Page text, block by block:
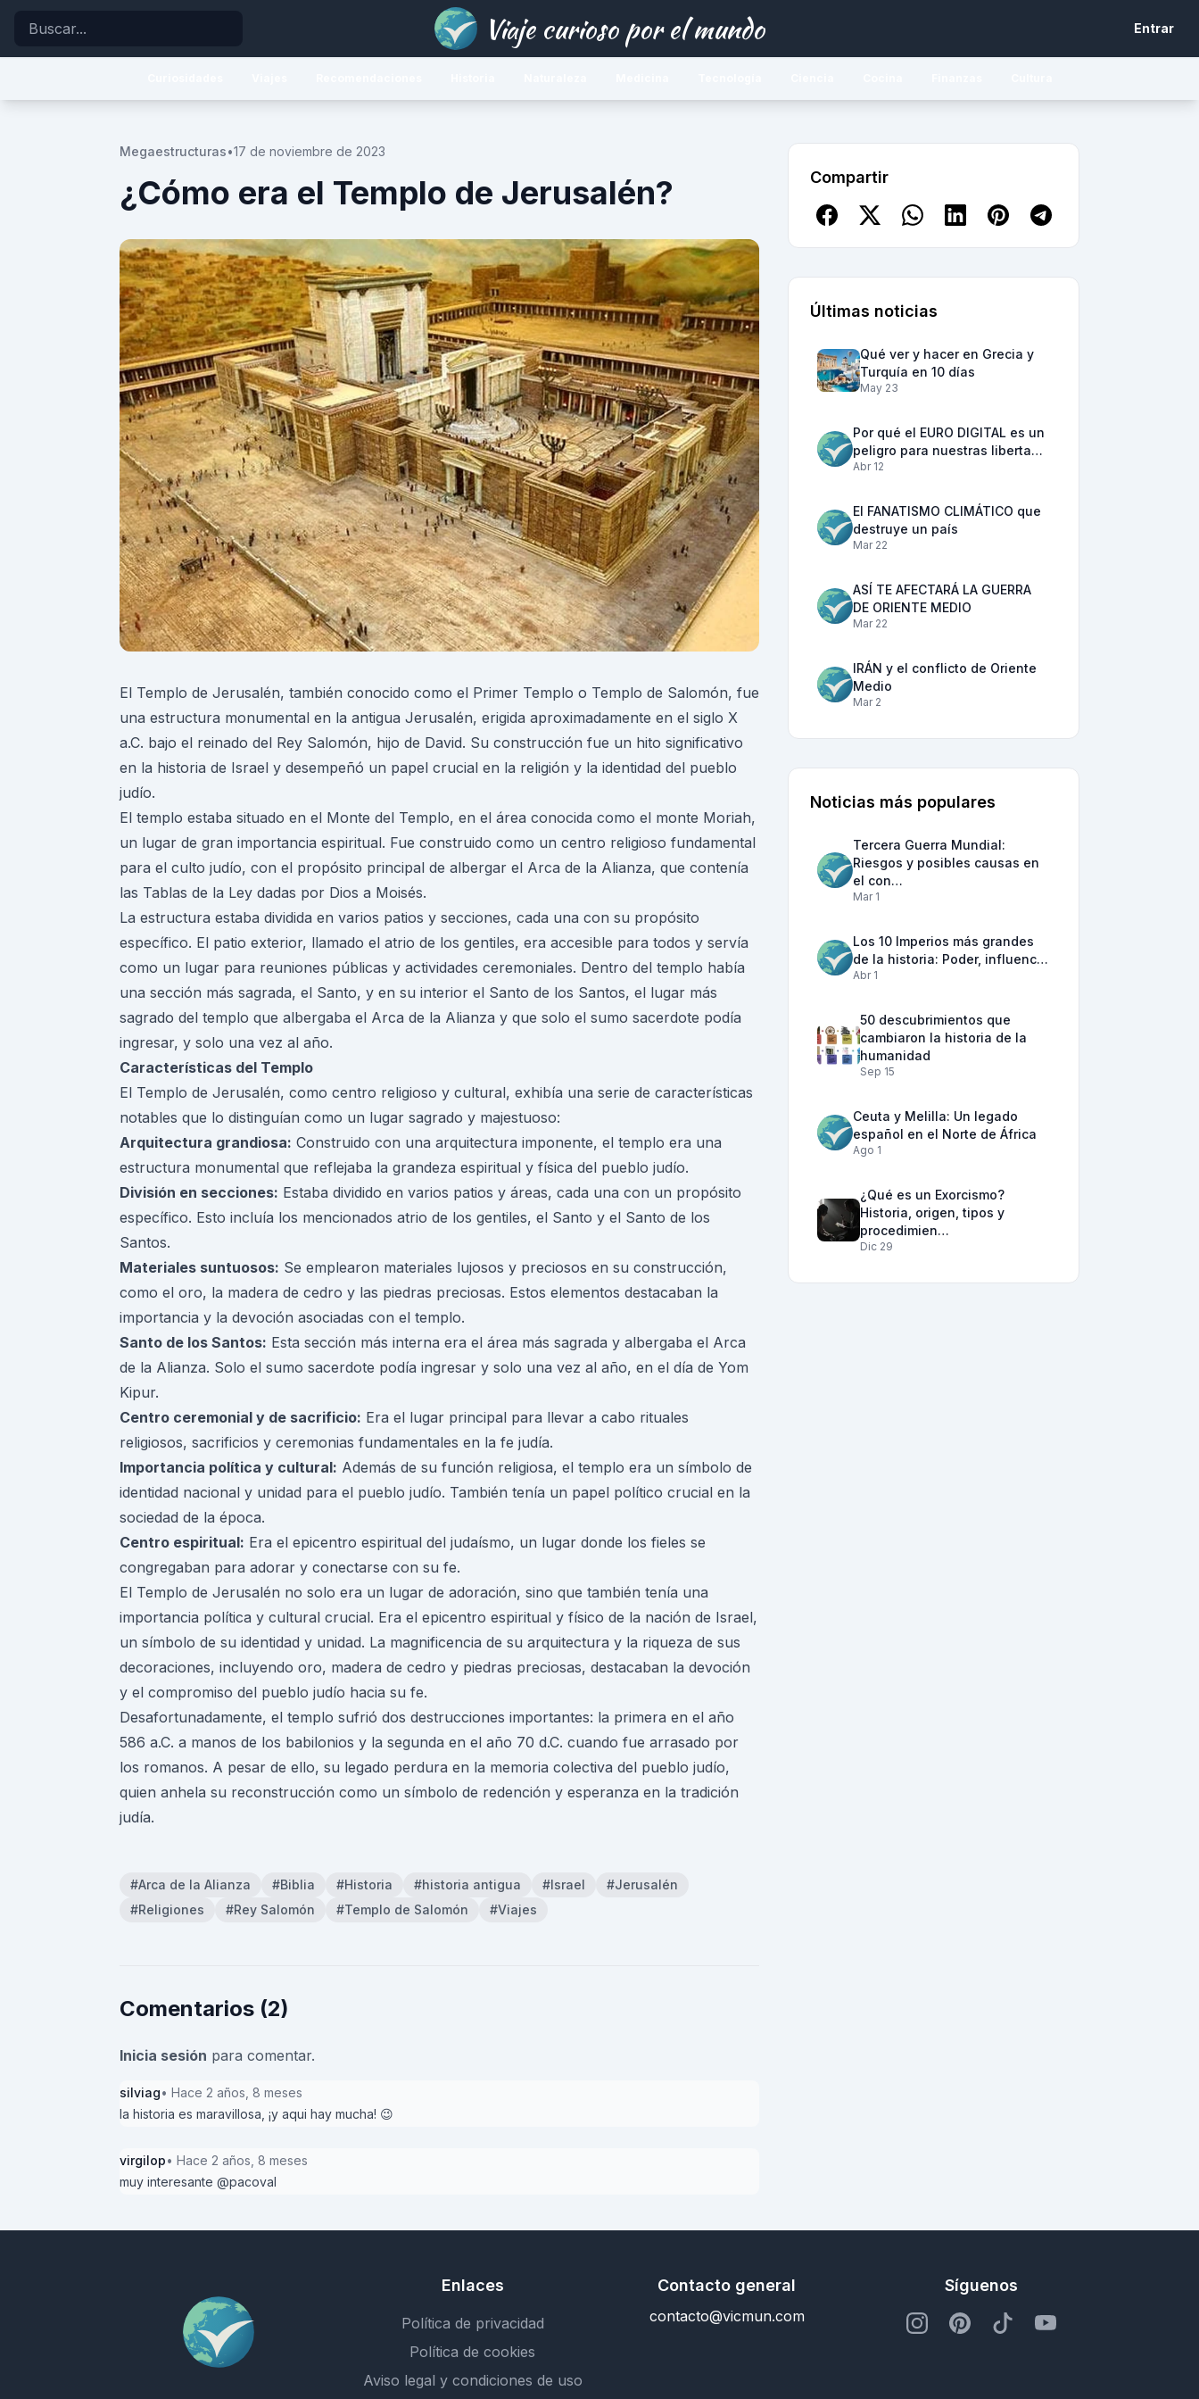
Buscar Viaje curioso por el mundo Entrar
Megaestructuras•17 de noviembre de 2023
¿Cómo era el Templo de Jerusalén?
El Templo de Jerusalén, también conocido como el Primer Templo o Templo de Salomón, fue
una estructura monumental en la antigua Jerusalén, erigida aproximadamente en el siglo X
a.C. bajo el reinado del Rey Salomón, hijo de David. Su construcción fue un hito significativo
en la historia de Israel y desempeñó un papel crucial en la religión y la identidad del pueblo
judío.
El templo estaba situado en el Monte del Templo, en el área conocida como el monte Moriah,
un lugar de gran importancia espiritual. Fue construido como un centro religioso fundamental
para el culto judío, con el propósito principal de albergar el Arca de la Alianza, que contenía
las Tablas de la Ley dadas por Dios a Moisés.
La estructura estaba dividida en varios patios y secciones, cada una con su propósito
específico. El patio exterior, llamado el atrio de los gentiles, era accesible para todos y servía
como un lugar para reuniones públicas y actividades ceremoniales. Dentro del templo había
una sección más sagrada, el Santo, y en su interior el Santo de los Santos, el lugar más
sagrado del templo que albergaba el Arca de la Alianza y que solo el sumo sacerdote podía
ingresar, y solo una vez al año.
Características del Templo
El Templo de Jerusalén, como centro religioso y cultural, exhibía una serie de características
notables que lo distinguían como un lugar sagrado y majestuoso:
Arquitectura grandiosa: Construido con una arquitectura imponente, el templo era una
estructura monumental que reflejaba la grandeza espiritual y física del pueblo judío.
División en secciones: Estaba dividido en varios patios y áreas, cada una con un propósito
específico. Esto incluía los mencionados atrio de los gentiles, el Santo y el Santo de los
Santos.
Materiales suntuosos: Se emplearon materiales lujosos y preciosos en su construcción,
como el oro, la madera de cedro y las piedras preciosas. Estos elementos destacaban la
importancia y la devoción asociadas con el templo.
Santo de los Santos: Esta sección más interna era el área más sagrada y albergaba el Arca
de la Alianza. Solo el sumo sacerdote podía ingresar y solo una vez al año, en el día de Yom
Kipur.
Centro ceremonial y de sacrificio: Era el lugar principal para llevar a cabo rituales
religiosos, sacrificios y ceremonias fundamentales en la fe judía.
Importancia política y cultural: Además de su función religiosa, el templo era un símbolo de
identidad nacional y unidad para el pueblo judío. También tenía un papel político crucial en la
sociedad de la época.
Centro espiritual: Era el epicentro espiritual del judaísmo, un lugar donde los fieles se
congregaban para adorar y conectarse con su fe.
El Templo de Jerusalén no solo era un lugar de adoración, sino que también tenía una
importancia política y cultural crucial. Era el epicentro espiritual y físico de la nación de Israel,
un símbolo de su identidad y unidad. La magnificencia de su arquitectura y la riqueza de sus
decoraciones, incluyendo oro, madera de cedro y piedras preciosas, destacaban la devoción
y el compromiso del pueblo judío hacia su fe.
Desafortunadamente, el templo sufrió dos destrucciones importantes: la primera en el año
586 a.C. a manos de los babilonios y la segunda en el año 70 d.C. cuando fue arrasado por
los romanos. A pesar de ello, su legado perdura en la memoria colectiva del pueblo judío,
quien anhela su reconstrucción como un símbolo de redención y esperanza en la tradición
judía.
#Arca de la Alianza #Biblia #Historia #historia antigua #Israel
#Jerusalén
#Religiones
#Rey Salomón #Templo de Salomón #Viajes
Comentarios (2)
Inicia sesión para comentar.
silviag• Hace 2 años, 8 meses
la historia es maravillosa, ¡y aqui hay mucha! 😉
virgilop• Hace 2 años, 8 meses
muy interesante @pacoval
Compartir
Últimas noticias
Qué ver y hacer en Grecia y
Turquía en 10 días
May 23
Por qué el EURO DIGITAL es un
peligro para nuestras liberta…
Abr 12
El FANATISMO CLIMÁTICO que
destruye un país
Mar 22
ASÍ TE AFECTARÁ LA GUERRA
DE ORIENTE MEDIO
Mar 22
IRÁN y el conflicto de Oriente
Medio
Mar 2
Noticias más populares
Tercera Guerra Mundial:
Riesgos y posibles causas en
el con…
Mar 1
Los 10 Imperios más grandes
de la historia: Poder, influenc…
Abr 1
50 descubrimientos que
cambiaron la historia de la
humanidad
Sep 15
Ceuta y Melilla: Un legado
español en el Norte de África
Ago 1
¿Qué es un Exorcismo?
Historia, origen, tipos y
procedimien…
Dic 29
Enlaces
Política de privacidad
Política de cookies
Aviso legal y condiciones de uso
Contacto general
contacto@vicmun.com
Síguenos